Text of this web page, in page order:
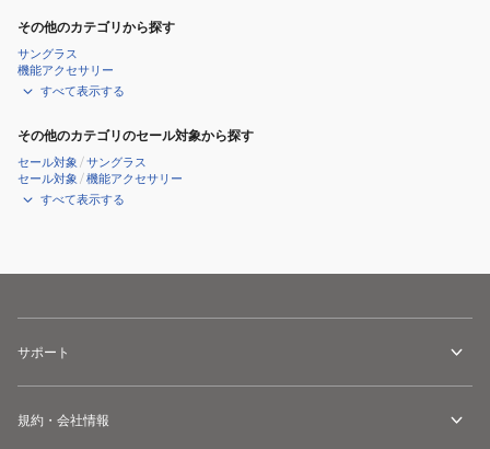
その他のカテゴリから探す
サングラス
機能アクセサリー
すべて表示する
その他のカテゴリのセール対象から探す
セール対象 /サングラス
セール対象 /機能アクセサリー
すべて表示する
サポート
規約・会社情報